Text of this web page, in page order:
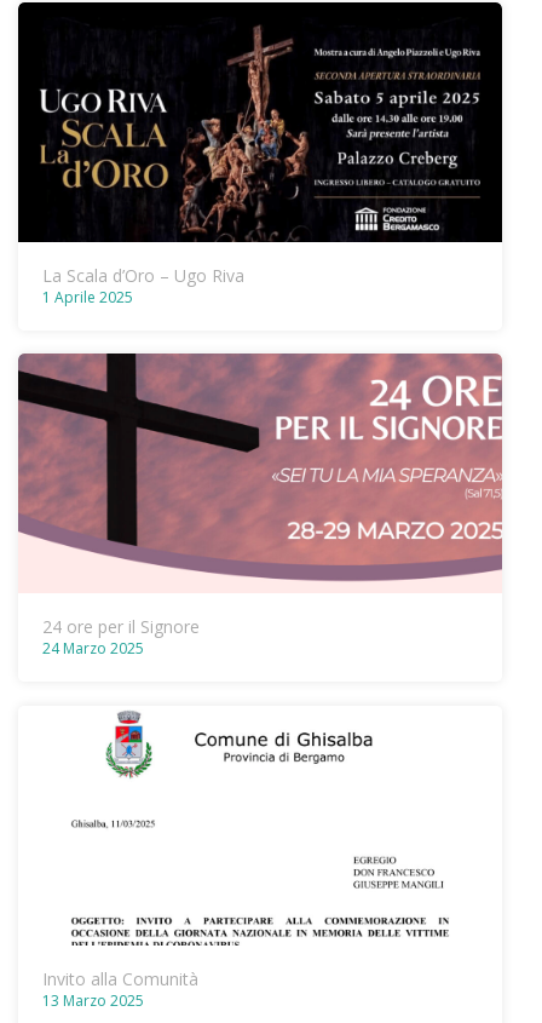
La Scala d’Oro – Ugo Riva
1 Aprile 2025
24 ore per il Signore
24 Marzo 2025
Invito alla Comunità
13 Marzo 2025